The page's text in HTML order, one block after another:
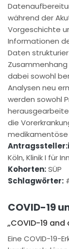
während der
Vorgeschichte
Informationen
Daten
dabei sowohl
Analysen neu
werden sowohl
die
medikamentöse
Köln, Klinik I für
Kohorten:SÜP
Schlagwörter:
COVID-19
„COVID-19
Eine COVID-19-